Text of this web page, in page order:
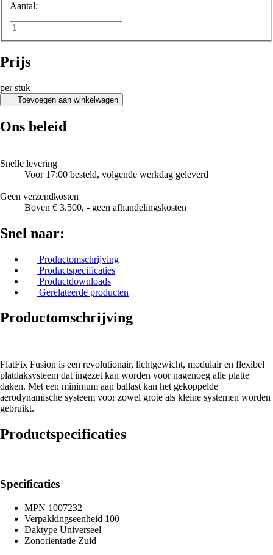
Aantal:
Prijs
per stuk
Toevoegen aan winkelwagen
Ons beleid
Snelle levering
Voor 17:00 besteld, volgende werkdag geleverd
Geen verzendkosten
Boven € 3.500, - geen afhandelingskosten
Snel naar:
Productomschrijving
Productspecificaties
Productdownloads
Gerelateerde producten
Productomschrijving
FlatFix Fusion is een revolutionair, lichtgewicht, modulair en flexibel
platdaksysteem dat ingezet kan worden voor nagenoeg alle platte
daken. Met een minimum aan ballast kan het gekoppelde
aerodynamische systeem voor zowel grote als kleine systemen worden
gebruikt.
Productspecificaties
Specificaties
MPN 1007232
Verpakkingseenheid 100
Daktype Universeel
Zonorientatie Zuid